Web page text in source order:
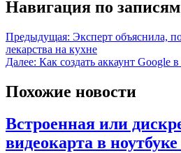
Навигация по записям
Предыдущая: Эксперт объяснила,
лекарства на кухне
Далее: Как создать аккаунт Google
Похожие новости
Встроенная или
видеокарта в